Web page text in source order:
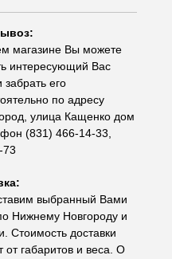
магазине Вы можете
интересующий Вас
забрать его
по адресу
улица Кащенко дом
(831) 466-14-33,
73
выбранный Вами
Нижнему Новгороду и
Стоимость доставки
от габаритов и веса. О